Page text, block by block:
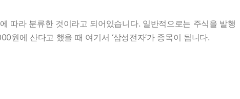
따라 분류한 것이라고 되어있습니다. 일반적으로는 주식을 발행
원에 산다고 했을 때 여기서 ‘삼성전자’가 종목이 됩니다.